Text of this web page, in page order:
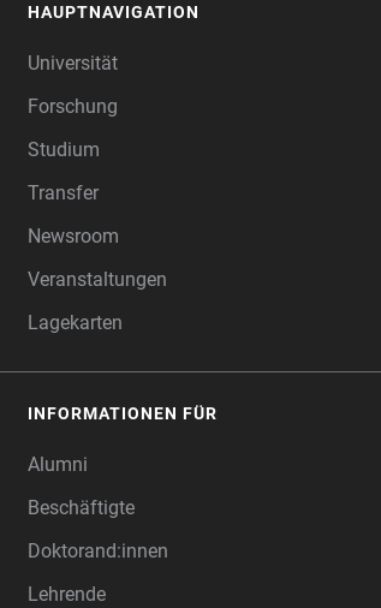
HAUPTNAVIGATION
Universität
Forschung
Studium
Transfer
Newsroom
Veranstaltungen
Lagekarten
INFORMATIONEN FÜR
Alumni
Beschäftigte
Doktorand:innen
Lehrende